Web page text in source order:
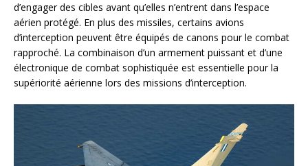
d’engager des cibles avant qu’elles n’entrent dans l’espace
aérien protégé. En plus des missiles, certains avions
d’interception peuvent être équipés de canons pour le combat
rapproché. La combinaison d’un armement puissant et d’une
électronique de combat sophistiquée est essentielle pour la
supériorité aérienne lors des missions d’interception.